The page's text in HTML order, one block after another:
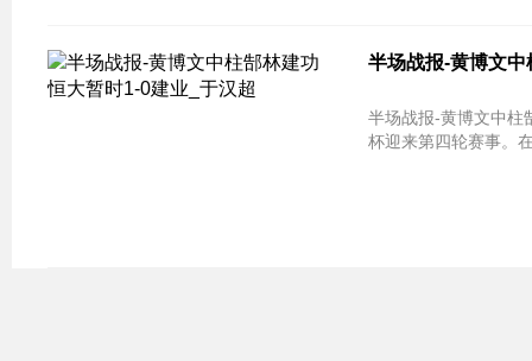
半场战报-黄博文
半场战报-黄博文中柱郜林建功 恒大
杯迎来第四轮赛事。